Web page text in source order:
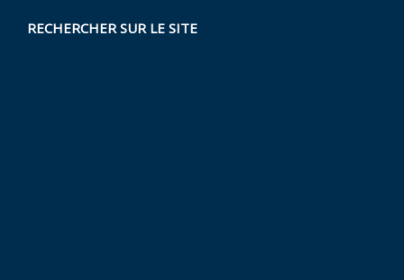
RECHERCHER SUR LE SITE